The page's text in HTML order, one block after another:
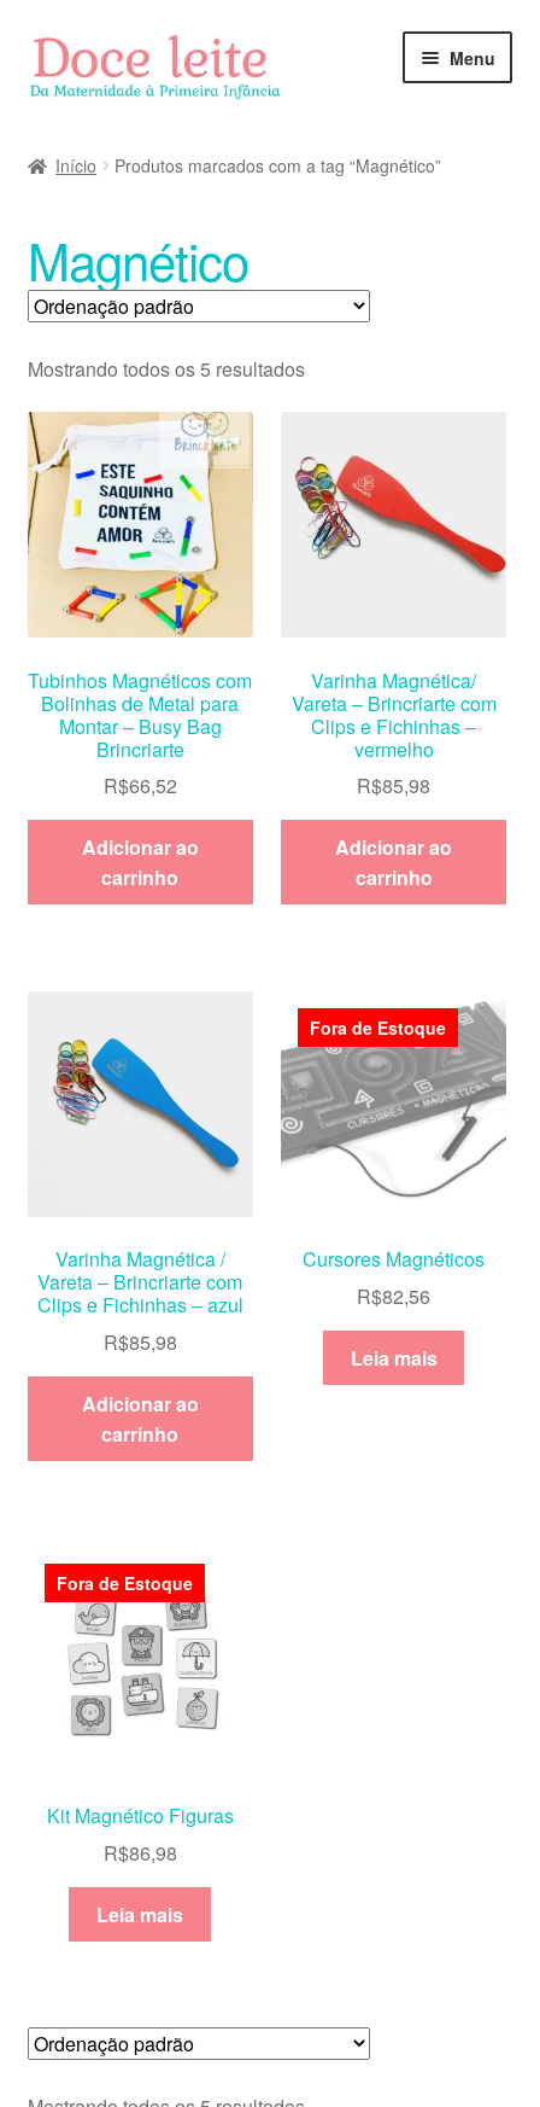
Pular
para
navegação
Pular
para
o
Menu
Início Produtos marcados com a tag “Magnético”
Magnético
Mostrando todos os 5 resultados
Tubinhos Magnéticos com
Bolinhas de Metal para
Montar – Busy Bag
Brincriarte
R$66,52
Adicionar ao
carrinho
Varinha Magnética/
Vareta – Brincriarte com
Clips e Fichinhas –
vermelho
R$85,98
Adicionar ao
carrinho
Varinha Magnética /
Vareta – Brincriarte com
Clips e Fichinhas – azul
R$85,98
Adicionar ao
carrinho
Fora de Estoque
Cursores Magnéticos
R$82,56
Leia mais
Fora de Estoque
Kit Magnético Figuras
R$86,98
Leia mais